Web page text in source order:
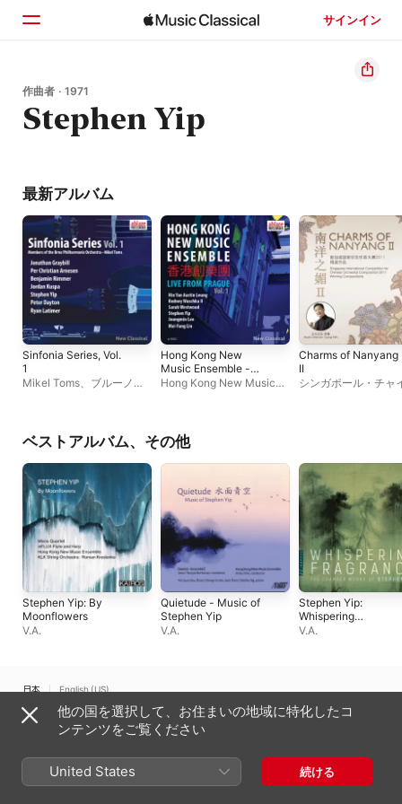
サインイン
ホーム
見つける
作曲者 · 1971
Stephen Yip
最新アルバム
Sinfonia Series, Vol.
1
Mikel Toms、 ブルーノ国
Hong Kong New
Music Ensemble -
Live from Prague, Vol.
Hong Kong New Music
Charms of Nanyang
II
シンガポール・チャ
ベストアルバム、その他
Stephen Yip: By
Moonflowers
V.A.
Quietude - Music of
Stephen Yip
V.A.
Stephen Yip:
Whispering
Fragrance
V.A.
日本 English (US)
Copyright © 2026 Apple Inc.
All rights reserved.
Cookieに関する警告
サポート フィードバック
他の国を選択して、お住まいの地域に特化したコ
ンテンツをご覧ください
United States 続ける